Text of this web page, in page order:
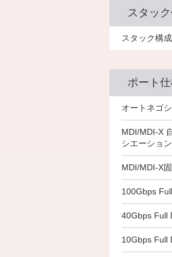
スタッ
スタック構
4
ポート
オートネゴ
MDI/MDI-X
シエーション
MDI/MDI-X
100Gbps
40Gbps Full
10Gbps Full
○
○
○
－
－
○